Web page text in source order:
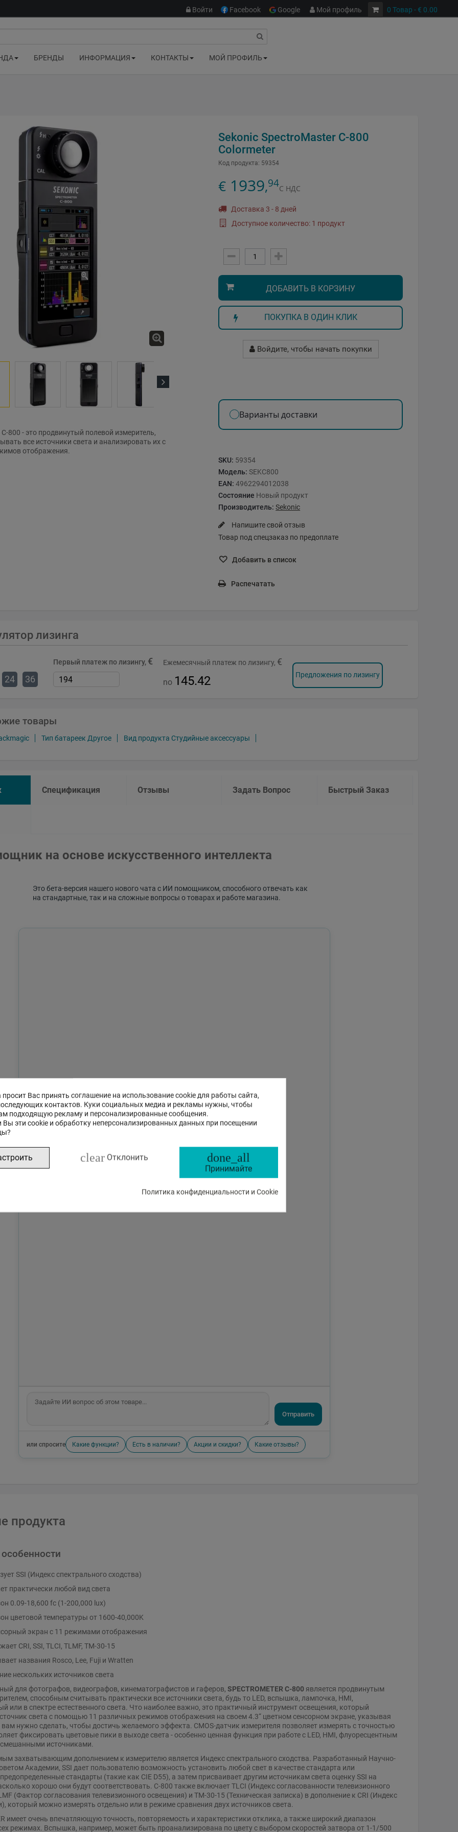
Вас принять соглашение на использование cookie для работы сайта,
контактов. Куки социальных медиа и рекламы нужны, чтобы
подходящую рекламу и персонализированные сообщения.
Вы эти cookie и обработку неперсонализированных данных при посещении
clear Отклонить done_all
Принимайте
Политика конфиденциальности и Cookie
0 Товар - € 0.00
Войти Facebook Google Мой профиль
БРЕНДЫ ИНФОРМАЦИЯ КОНТАКТЫ МОЙ ПРОФИЛЬ
C-800 - это продвинутый полевой измеритель,
все источники света и анализировать их с
отображения.
Sekonic SpectroMaster C-800
Colormeter
Код продукта: 59354
€ 1939,94С НДС
Доставка 3 - 8 дней
Доступное количество: 1 продукт
ДОБАВИТЬ В КОРЗИНУ
ПОКУПКА В ОДИН КЛИК
Войдите, чтобы начать покупки
Варианты доставки
SKU: 59354
Модель: SEKC800
EAN: 4962294012038
Состояние Новый продукт
Производитель: Sekonic
Напишите свой отзыв
Товар под спецзаказ по предоплате
Добавить в список
Распечатать
лизинга
24 36
Первый платеж по лизингу, € Ежемесячный платеж по лизингу, €
no 145.42 Предложения по лизингу
товары
Тип батареек Другое Вид продукта Студийные аксессуары
Спецификация Отзывы Задать Вопрос Быстрый Заказ
на основе искусственного интеллекта
Это бета-версия нашего нового чата с ИИ помощником, способного отвечать как
на стандартные, так и на сложные вопросы о товарах и работе магазина.
Отправить
или спросите Какие функции? Есть в наличии? Акции и скидки? Какие отзывы?
продукта
SSI (Индекс спектрального сходства)
практически любой вид света
0.09-18,600 fc (1-200,000 lux)
цветовой температуры от 1600-40,000K
экран с 11 режимами отображения
CRI, SSI, TLCI, TLMF, TM-30-15
названия Rosco, Lee, Fuji и Wratten
нескольких источников света
для фотографов, видеографов, кинематографистов и гаферов, SPECTROMETER C-800является продвинутым
способным считывать практически все источники света, будь то LED, вспышка, лампочка, HMI,
или в спектре естественного света. Что наиболее важно, это практичный инструмент освещения, который
света с помощью 11 различных режимов отображения на своем 4.3“ цветном сенсорном экране, указывая
вам нужно сделать, чтобы достичь желаемого эффекта. CMOS-датчик измерителя позволяет измерять с точностью
фиксировать цветовые пики в выходе света - особенно ценная функция при работе с LED, HMI, флуоресцентным
источниками.
захватывающим дополнением к измерителю является Индекс спектрального сходства. Разработанный Научно-
Академии, SSI дает пользователю возможность установить любой свет в качестве стандарта или
стандарты (такие как CIE D55), а затем присваивает другим источникам света оценку SSI на
хорошо они будут соответствовать. C-800 также включает TLCI (Индекс согласованности телевизионного
(Фактор согласования телевизионного освещения) и TM-30-15 (Техническая записка) в дополнение к CRI (Индекс
который можно измерять отдельно или в режиме сравнения двух источников света.
имеет очень впечатляющую точность, повторяемость и характеристики отклика, а также широкий диапазон
режимах. Вспышка, например, может быть проанализирована по цвету с выбором скоростей затвора от 1-1/500